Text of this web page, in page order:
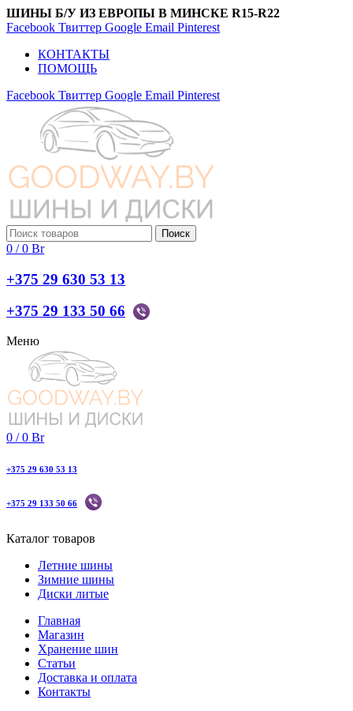
ШИНЫ Б/У ИЗ ЕВРОПЫ В МИНСКЕ R15-R22
Facebook Твиттер Google Email Pinterest
КОНТАКТЫ
ПОМОЩЬ
Facebook Твиттер Google Email Pinterest
Поиск
0 / 0 Br
+375 29 630 53 13
+375 29 133 50 66
Меню
0 / 0 Br
+375 29 630 53 13
+375 29 133 50 66
Каталог товаров
Летние шины
Зимние шины
Диски литые
Главная
Магазин
Хранение шин
Статьи
Доставка и оплата
Контакты